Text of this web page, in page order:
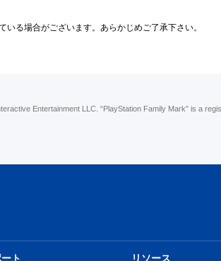
る場合がございます。あらかじめご了承下さい。
Entertainment LLC. “PlayStation Family Mark” is a
ト リソース